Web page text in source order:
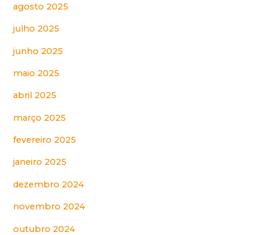
agosto 2025
julho 2025
junho 2025
maio 2025
abril 2025
março 2025
fevereiro 2025
janeiro 2025
dezembro 2024
novembro 2024
outubro 2024